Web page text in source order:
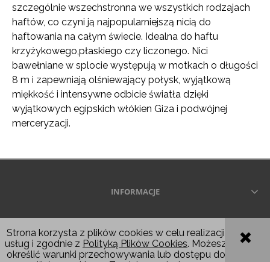
Strona korzysta z plików cookies w celu realizacji
usług i zgodnie z Polityką Plików Cookies. Możesz
określić warunki przechowywania lub dostępu do
szczególnie wszechstronna we wszystkich rodzajach
haftów, co czyni ją najpopularniejszą nicią do
haftowania na całym świecie. Idealna do haftu
krzyżykowego,płaskiego czy liczonego. Nici
bawełniane w splocie występują w motkach o długości
8 m i zapewniają olśniewający połysk, wyjątkową
miękkość i intensywne odbicie światła dzięki
wyjątkowych egipskich włókien Giza i podwójnej
merceryzacji.
INFORMACJE
POKAŻ PEŁNĄ WERSJĘ STRONY